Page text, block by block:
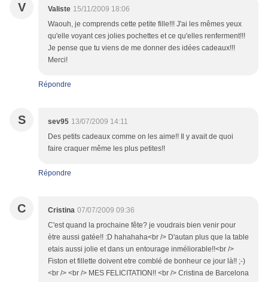
V Valiste 15/11/2009 18:06
Waouh, je comprends cette petite fille!!! J'ai les mêmes yeux
qu'elle voyant ces jolies pochettes et ce qu'elles renferment!!!
Je pense que tu viens de me donner des idées cadeaux!!!
Merci!
Répondre
S sev95 13/07/2009 14:11
Des petits cadeaux comme on les aime!! Il y avait de quoi
faire craquer même les plus petites!!
Répondre
C Cristina 07/07/2009 09:36
C'est quand la prochaine fête? je voudrais bien venir pour
ètre aussi gatée!! :D hahahaha<br /> D'autan plus que la table
etais aussi jolie et dans un entourage inméliorable!!<br />
Fiston et fillette doivent etre comblé de bonheur ce jour là!! ;-)
<br /> <br /> MES FELICITATION!! <br /> Cristina de Barcelona